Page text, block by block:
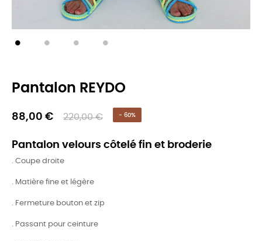
Pantalon REYDO
88,00 € 220,00 € - 60%
Pantalon velours côtelé fin et broderie
. Coupe droite
. Matière fine et légère
. Fermeture bouton et zip
. Passant pour ceinture